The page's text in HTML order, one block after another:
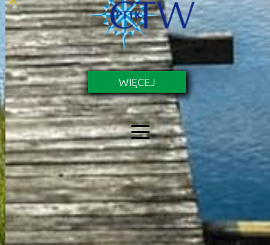
WIĘCEJ